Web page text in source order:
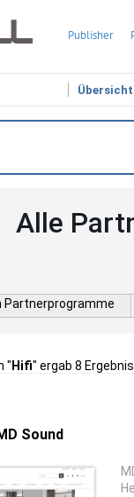
Publisher
Übersicht
Alle
Partnerprogramme
" Hifi" ergab 8
Sound